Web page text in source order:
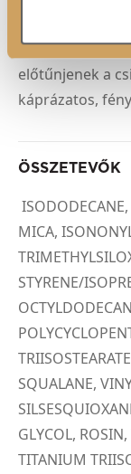
Ezután
előtűnjenek a
káprázatos,
ÖSSZETEVŐK
MICA,
STYRENE/
SQUALANE,
GLYCOL,
TITANIUM